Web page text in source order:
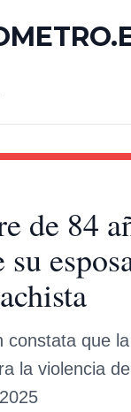
de 84
constata que
la violencia